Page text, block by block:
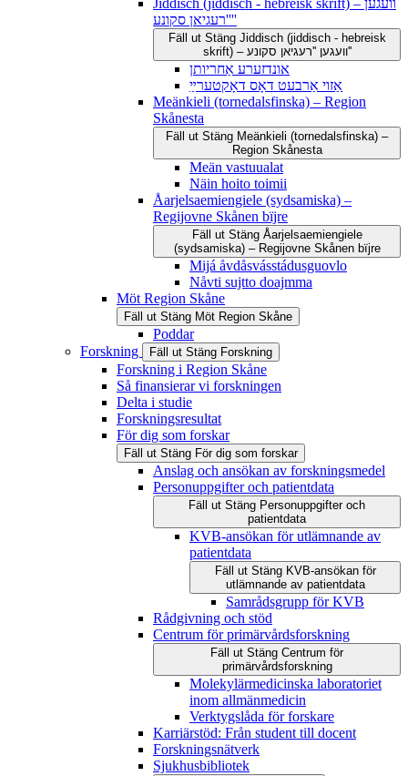
Jiddisch (jiddisch - hebreisk skrift) – וועגען
''רעגיאן סקונע''
Fäll ut Stäng Jiddisch (jiddisch - hebreisk
skrift) – וועגען ''רעגיאן סקונע''
אונדזערע אַחריותן
אַזוי אַרבעט דאָס דאָקטערײַ
Meänkieli (tornedalsfinska) – Region
Skånesta
Fäll ut Stäng Meänkieli (tornedalsfinska) –
Region Skånesta
Meän vastuualat
Näin hoito toimii
Åarjelsaemiengiele (sydsamiska) –
Regijovne Skånen bïjre
Fäll ut Stäng Åarjelsaemiengiele
(sydsamiska) – Regijovne Skånen bïjre
Mijá åvdåsvásstádusguovlo
Nåvti sujtto doajmma
Möt Region Skåne
Fäll ut Stäng Möt Region Skåne
Poddar
Forskning
Fäll ut Stäng Forskning
Forskning i Region Skåne
Så finansierar vi forskningen
Delta i studie
Forskningsresultat
För dig som forskar
Fäll ut Stäng För dig som forskar
Anslag och ansökan av forskningsmedel
Personuppgifter och patientdata
Fäll ut Stäng Personuppgifter och
patientdata
KVB-ansökan för utlämnande av
patientdata
Fäll ut Stäng KVB-ansökan för
utlämnande av patientdata
Samrådsgrupp för KVB
Rådgivning och stöd
Centrum för primärvårdsforskning
Fäll ut Stäng Centrum för
primärvårdsforskning
Molekylärmedicinska laboratoriet
inom allmänmedicin
Verktygslåda för forskare
Karriärstöd: Från student till docent
Forskningsnätverk
Sjukhusbibliotek